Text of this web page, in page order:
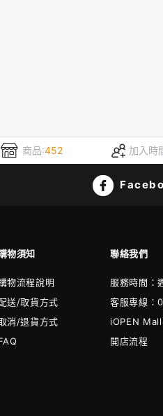
商品:452 加入時
物須知 聯絡我們
物流程說明
送/取貨方式
消/退貨方式
服務時間：
客服專線
iOPEN
開店流程